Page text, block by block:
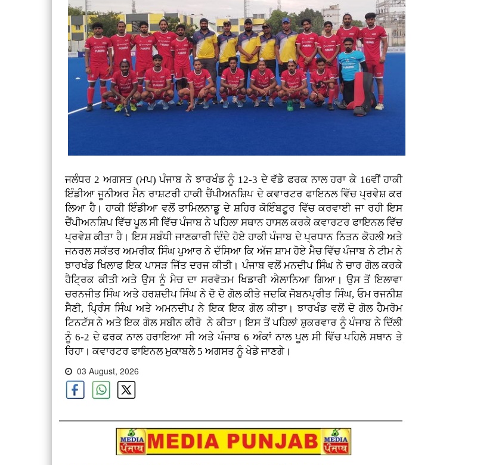
ਜਲੰਧਰ 2 ਅਗਸਤ (ਮਪ) ਪੰਜਾਬ ਨੇ ਝਾਰਖੰਡ ਨੂੰ 12-3 ਦੇ ਵੱਡੇ ਫਰਕ ਨਾਲ ਹਰਾ ਕੇ 16ਵੀਂ ਹਾਕੀ
ਇੰਡੀਆ ਜੂਨੀਅਰ ਮੈਨ ਰਾਸ਼ਟਰੀ ਹਾਕੀ ਚੈਂਪੀਅਨਸ਼ਿਪ ਦੇ ਕਵਾਰਟਰ ਫਾਇਨਲ ਵਿੱਚ ਪ੍ਰਵੇਸ਼ ਕਰ
ਲਿਆ ਹੈ। ਹਾਕੀ ਇੰਡੀਆ ਵਲੋਂ ਤਾਮਿਲਨਾਡੂ ਦੇ ਸ਼ਹਿਰ ਕੋਇੰਬਟੂਰ ਵਿੱਚ ਕਰਵਾਈ ਜਾ ਰਹੀ ਇਸ
ਚੈਂਪੀਅਨਸ਼ਿਪ ਵਿੱਚ ਪੂਲ ਸੀ ਵਿੱਚ ਪੰਜਾਬ ਨੇ ਪਹਿਲਾ ਸਥਾਨ ਹਾਸਲ ਕਰਕੇ ਕਵਾਰਟਰ ਫਾਇਨਲ ਵਿੱਚ
ਪ੍ਰਵੇਸ਼ ਕੀਤਾ ਹੈ। ਇਸ ਸਬੰਧੀ ਜਾਣਕਾਰੀ ਦਿੰਦੇ ਹੋਏ ਹਾਕੀ ਪੰਜਾਬ ਦੇ ਪ੍ਰਧਾਨ ਨਿਤਨ ਕੋਹਲੀ ਅਤੇ
ਜਨਰਲ ਸਕੱਤਰ ਅਮਰੀਕ ਸਿੰਘ ਪੁਆਰ ਨੇ ਦੱਸਿਆ ਕਿ ਅੱਜ ਸ਼ਾਮ ਹੋਏ ਮੈਚ ਵਿੱਚ ਪੰਜਾਬ ਨੇ ਟੀਮ ਨੇ
ਝਾਰਖੰਡ ਖਿਲਾਫ ਇਕ ਪਾਸੜ ਜਿੱਤ ਦਰਜ ਕੀਤੀ। ਪੰਜਾਬ ਵਲੋਂ ਮਨਦੀਪ ਸਿੰਘ ਨੇ ਚਾਰ ਗੋਲ ਕਰਕੇ
ਹੈਟ੍ਰਿਕ ਕੀਤੀ ਅਤੇ ਉਸ ਨੂੰ ਮੈਚ ਦਾ ਸਰਵੋਤਮ ਖਿਡਾਰੀ ਐਲਾਨਿਆ ਗਿਆ। ਉਸ ਤੋਂ ਇਲਾਵਾ
ਚਰਨਜੀਤ ਸਿੰਘ ਅਤੇ ਹਰਸ਼ਦੀਪ ਸਿੰਘ ਨੇ ਦੋ ਦੋ ਗੋਲ ਕੀਤੇ ਜਦਕਿ ਜੋਬਨਪ੍ਰੀਤ ਸਿੰਘ, ਓਮ ਰਜਨੀਸ਼
ਸੈਣੀ, ਪ੍ਰਿੰਸ ਸਿੰਘ ਅਤੇ ਅਮਨਦੀਪ ਨੇ ਇਕ ਇਕ ਗੋਲ ਕੀਤਾ। ਝਾਰਖੰਡ ਵਲੋਂ ਦੋ ਗੋਲ ਹੈਮਰੋਮ
ਟਿਨਟੱਸ ਨੇ ਅਤੇ ਇਕ ਗੋਲ ਸਬੀਨ ਕੀਰੋ ਨੇ ਕੀਤਾ। ਇਸ ਤੋਂ ਪਹਿਲਾਂ ਸ਼ੁਕਰਵਾਰ ਨੂੰ ਪੰਜਾਬ ਨੇ ਦਿੱਲੀ
ਨੂੰ 6-2 ਦੇ ਫਰਕ ਨਾਲ ਹਰਾਇਆ ਸੀ ਅਤੇ ਪੰਜਾਬ 6 ਅੰਕਾਂ ਨਾਲ ਪੂਲ ਸੀ ਵਿੱਚ ਪਹਿਲੇ ਸਥਾਨ ਤੇ
ਰਿਹਾ। ਕਵਾਰਟਰ ਫਾਇਨਲ ਮੁਕਾਬਲੇ 5 ਅਗਸਤ ਨੂੰ ਖੇਡੇ ਜਾਣਗੇ।
03 August, 2026